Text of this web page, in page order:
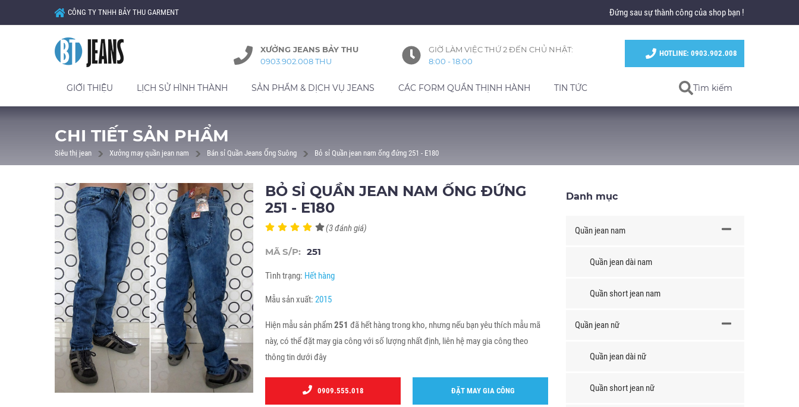
CÔNG TY TNHH BẢY THU GARMENT Đứng sau sự thành công của shop bạn !
XƯỞNG JEANS BẢY THU
0903.902.008 THU
GIỜ LÀM VIỆC THỨ 2 ĐẾN CHỦ NHẬT:
8:00 - 18:00
HOTLINE: 0903.902.008
GIỚI THIỆU LỊCH SỬ HÌNH THÀNH SẢN PHẨM & DỊCH VỤ JEANS CÁC FORM QUẦN THỊNH HÀNH TIN TỨC Tìm kiếm
CHI TIẾT SẢN PHẨM
Siêu thị jean Xưởng may quần jean nam Bán sỉ Quần Jeans Ống Suông Bỏ sỉ Quần jean nam ống đứng 251 - E180
BỎ SỈ QUẦN JEAN NAM ỐNG ĐỨNG
251 - E180
(3 đánh giá)
MÃ S/P: 251
Tình trạng: Hết hàng
Mẫu sản xuất:2015
Hiện mẫu sản phẩm251 đã hết hàng trong kho, nhưng nếu bạn yêu thích mẫu mã
này, có thể đặt may gia công với số lượng nhất định, liên hệ may gia công theo
thông tin dưới đây
0909.555.018 ĐẶT MAY GIA CÔNG
Danh mục
Quần jean nam
Quần jean dài nam
Quần short jean nam
Quần jean nữ
Quần jean dài nữ
Quần short jean nữ